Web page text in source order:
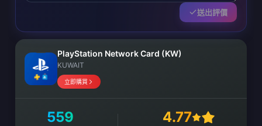
送出評價
PlayStation Network Card (KW)
KUWAIT
立即購買
559 4.77